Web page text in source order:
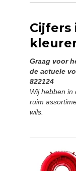
Cijfers
Graag voor
de actuele
822124
Wij hebben in
ruim
wils.